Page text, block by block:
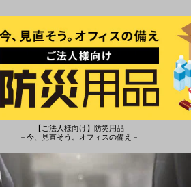
【ご法人様向け】防災用品
－今、見直そう。オフィスの備え－